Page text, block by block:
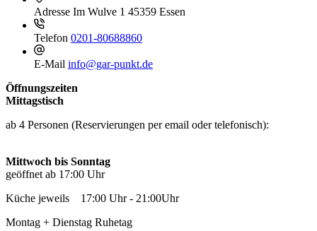
Adresse Im Wulve 1 45359 Essen
Telefon 0201-80688860
E-Mail info@gar-punkt.de
Öffnungszeiten
Mittagstisch
ab 4 Personen (Reservierungen per email oder telefonisch):
Mittwoch bis Sonntag
geöffnet ab 17:00 Uhr
Küche jeweils 17:00 Uhr - 21:00Uhr
Montag + Dienstag Ruhetag